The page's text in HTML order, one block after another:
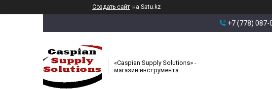
Создать сайт на Satu.kz
+7 (778) 087-
«Caspian Supply Solutions» -
магазин инструмента